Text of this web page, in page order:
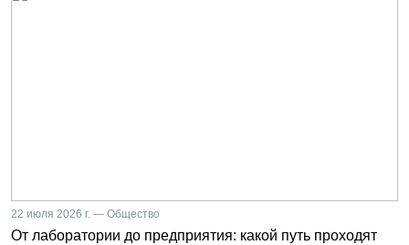
22 июля 2026 г. — Общество
От лаборатории до предприятия: какой путь проходят